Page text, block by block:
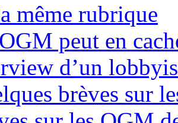
même rubrique
peut en
d’un
brèves sur